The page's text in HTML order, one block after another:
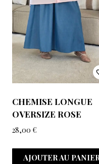
CHEMISE LONGUE
OVERSIZE ROSE
28,00 €
AJOUTER AU